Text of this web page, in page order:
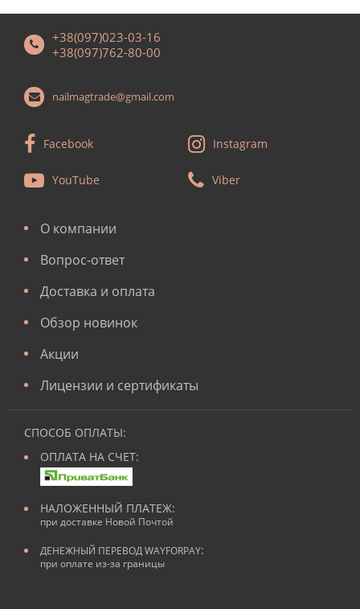
+38(097)023-03-16
+38(097)762-80-00
nailmagtrade@gmail.com
Facebook Instagram
YouTube Viber
О компании
Вопрос-ответ
Доставка и оплата
Обзор новинок
Акции
Лицензии и сертификаты
СПОСОБ ОПЛАТЫ:
ОПЛАТА НА СЧЕТ:
НАЛОЖЕННЫЙ ПЛАТЕЖ:
при доставке Новой Почтой
ДЕНЕЖНЫЙ ПЕРЕВОД WAYFORPAY:
при оплате из-за границы